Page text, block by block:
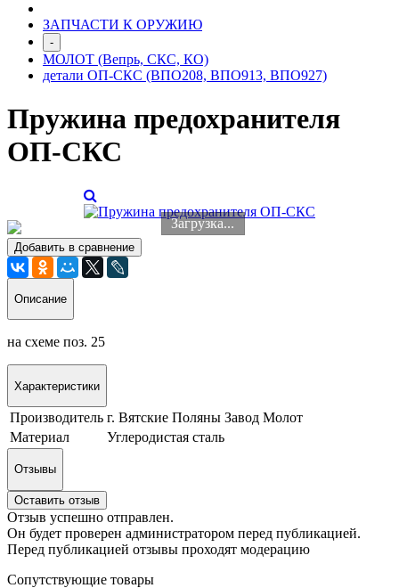
ЗАПЧАСТИ К ОРУЖИЮ
-
МОЛОТ (Вепрь, СКС, КО)
детали ОП-СКС (ВПО208, ВПО913, ВПО927)
Пружина предохранителя
ОП-СКС
Загрузка...
Добавить в сравнение
Описание
на схеме поз. 25
Характеристики
Производитель г. Вятские Поляны Завод Молот
Материал
Углеродистая сталь
Отзывы
Оставить отзыв
Отзыв успешно отправлен.
Он будет проверен администратором перед публикацией.
Перед публикацией отзывы проходят модерацию
Сопутствующие товары